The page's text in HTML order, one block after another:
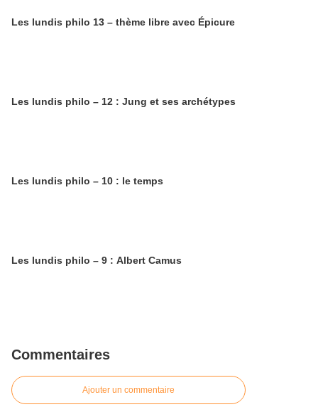
Les lundis philo 13 – thème libre avec Épicure
Les lundis philo – 12 : Jung et ses archétypes
Les lundis philo – 10 : le temps
Les lundis philo – 9 : Albert Camus
Commentaires
Ajouter un commentaire